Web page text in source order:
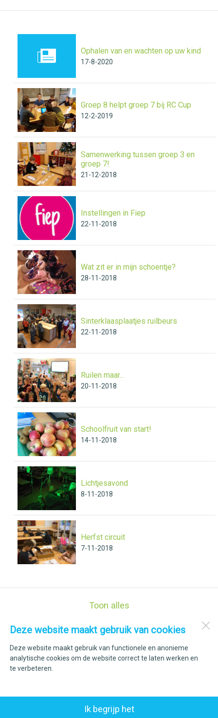
Deze website maakt gebruik van cookies
Deze website maakt gebruik van functionele en anonieme
analytische cookies om de website correct te laten werken en
te verbeteren.
Ik begrijp het
Ophalen van en wachten op uw kind
17-8-2020
Groep 8 helpt groep 7 bij RC Cup
12-2-2019
Samenwerking tussen groep 3 en
groep 7!
21-12-2018
Instellingen in Fiep
22-11-2018
Wat zit er in mijn schoentje?
28-11-2018
Sinterklaasplaatjes ruilbeurs
22-11-2018
Ruilen maar...
20-11-2018
Schoolfruit van start!
14-11-2018
Lichtjesavond
8-11-2018
Herfst circuit
7-11-2018
Toon alles
Elft 53
1777 AC
Hippolytushoef
ZUSeF vormgeving | Ziber DS4